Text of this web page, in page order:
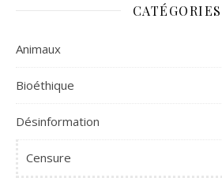
CATÉGORIES
Animaux
Bioéthique
Désinformation
Censure